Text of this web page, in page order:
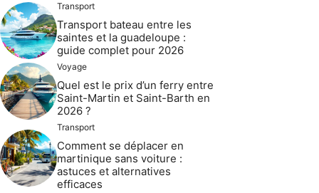
Transport
Transport bateau entre les
saintes et la guadeloupe :
guide complet pour 2026
Voyage
Quel est le prix d’un ferry entre
Saint-Martin et Saint-Barth en
2026 ?
Transport
Comment se déplacer en
martinique sans voiture :
astuces et alternatives
efficaces